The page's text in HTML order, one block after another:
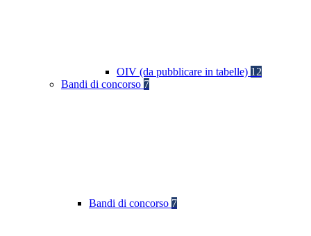
OIV (da pubblicare in tabelle) 12
Bandi di concorso 7
Bandi di concorso 7